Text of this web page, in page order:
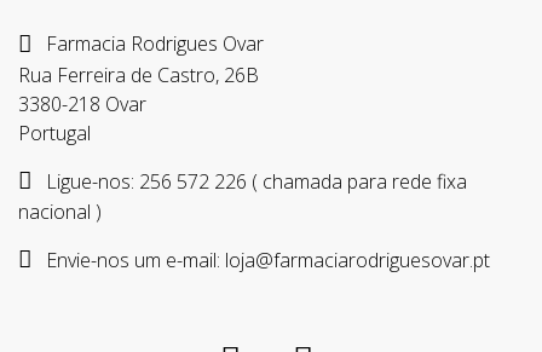
Farmacia Rodrigues Ovar
Rua Ferreira de Castro, 26B
3380-218 Ovar
Portugal
Ligue-nos: 256 572 226 ( chamada para rede fixa
nacional )
Envie-nos um e-mail: loja@farmaciarodriguesovar.pt